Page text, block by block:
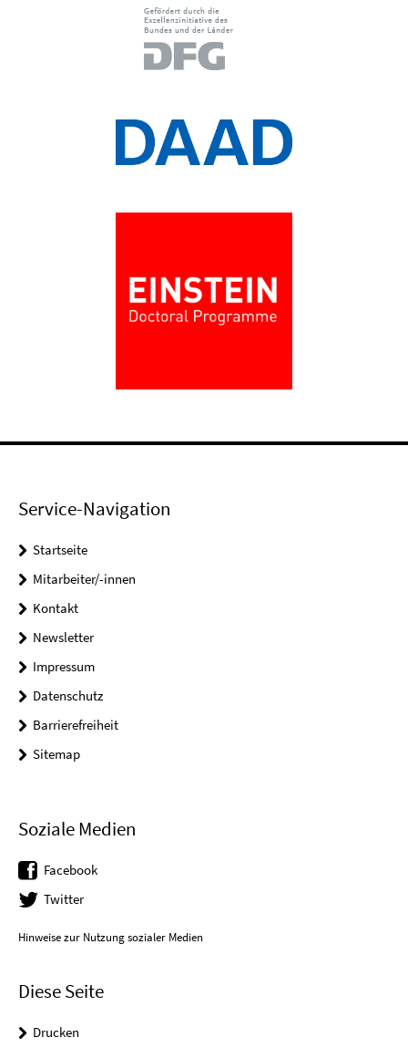
Service-Navigation
Startseite
Mitarbeiter/-innen
Kontakt
Newsletter
Impressum
Datenschutz
Barrierefreiheit
Sitemap
Soziale Medien
Facebook
Twitter
Hinweise zur Nutzung sozialer Medien
Diese Seite
Drucken